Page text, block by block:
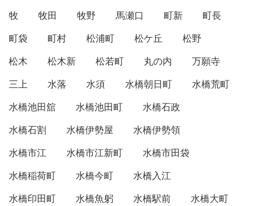
牧
牧田 牧野 馬瀬口 町新
町長
町袋
町村 松浦町 松ケ丘
松野
松木
松木新 松若町 丸の内
万願寺
三上
水落 水須 水橋朝日町
水橋荒町
水橋池田舘
水橋池田町
水橋石政
水橋石割
水橋伊勢屋
水橋伊勢領
水橋市江
水橋市江新町
水橋市田袋
水橋稲荷町
水橋今町
水橋入江
水橋印田町
水橋魚躬 水橋駅前
水橋大町